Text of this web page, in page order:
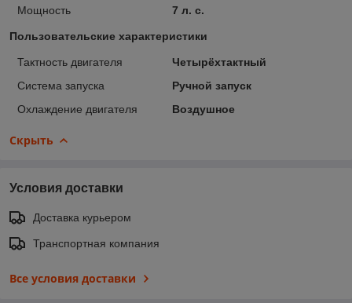
Мощность 7 л. с.
Пользовательские характеристики
Тактность двигателя
Четырёхтактный
Система запуска
Ручной запуск
Охлаждение двигателя
Воздушное
Скрыть
Условия доставки
Доставка курьером
Транспортная компания
Все условия доставки